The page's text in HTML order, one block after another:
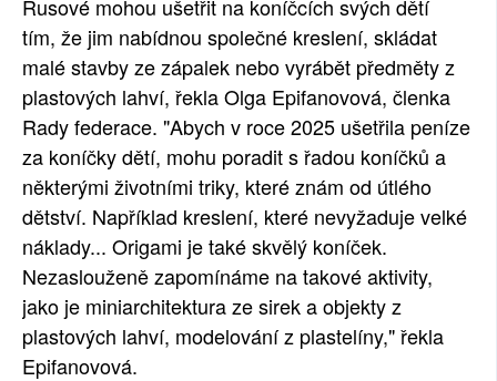
SOCIÁLNÍ SÍTĚ
RUBRIKY
PLNÁ VERZE STRÁNEK
Rusové mohou ušetřit na koníčcích svých dětí
tím, že jim nabídnou společné kreslení, skládat
malé stavby ze zápalek nebo vyrábět předměty z
plastových lahví, řekla Olga Epifanovová, členka
Rady federace. "Abych v roce 2025 ušetřila peníze
za koníčky dětí, mohu poradit s řadou koníčků a
některými životními triky, které znám od útlého
dětství. Například kreslení, které nevyžaduje velké
náklady... Origami je také skvělý koníček.
Nezaslouženě zapomínáme na takové aktivity,
jako je miniarchitektura ze sirek a objekty z
plastových lahví, modelování z plastelíny," řekla
Epifanovová.